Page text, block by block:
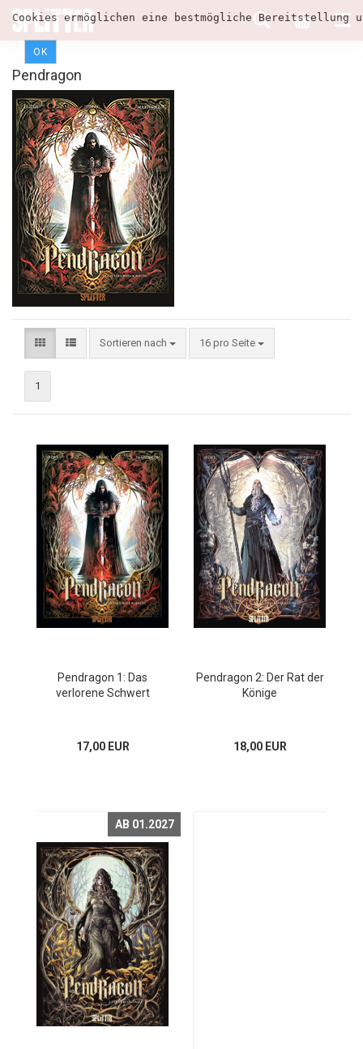
Cookies ermöglichen eine bestmögliche
OK
Pendragon
Sortieren nach 16 pro Seite
1
Pendragon 1: Das
verlorene Schwert
17,00 EUR
Pendragon 2: Der Rat der
Könige
18,00 EUR
AB 01.2027